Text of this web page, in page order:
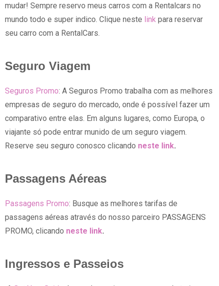
mudar! Sempre reservo meus carros com a Rentalcars no
mundo todo e super indico. Clique neste link para reservar
seu carro com a RentalCars.
Seguro Viagem
Seguros Promo: A Seguros Promo trabalha com as melhores
empresas de seguro do mercado, onde é possível fazer um
comparativo entre elas. Em alguns lugares, como Europa, o
viajante só pode entrar munido de um seguro viagem.
Reserve seu seguro conosco clicando neste link.
Passagens Aéreas
Passagens Promo: Busque as melhores tarifas de
passagens aéreas através do nosso parceiro PASSAGENS
PROMO, clicando neste link.
Ingressos e Passeios